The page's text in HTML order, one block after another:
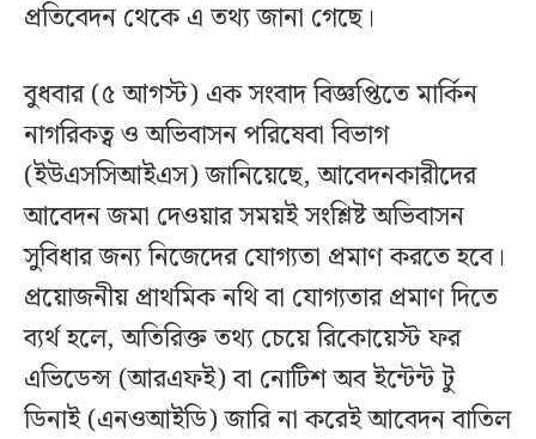
প্রতিবেদন থেকে এ তথ্য জানা গেছে।
বুধবার (৫ আগস্ট) এক সংবাদ বিজ্ঞপ্তিতে মার্কিন
নাগরিকত্ব ও অভিবাসন পরিষেবা বিভাগ
(ইউএসসিআইএস) জানিয়েছে, আবেদনকারীদের
আবেদন জমা দেওয়ার সময়ই সংশ্লিষ্ট অভিবাসন
সুবিধার জন্য নিজেদের যোগ্যতা প্রমাণ করতে হবে।
প্রয়োজনীয় প্রাথমিক নথি বা যোগ্যতার প্রমাণ দিতে
ব্যর্থ হলে, অতিরিক্ত তথ্য চেয়ে রিকোয়েস্ট ফর
এভিডেন্স (আরএফই) বা নোটিশ অব ইন্টেন্ট টু
ডিনাই (এনওআইডি) জারি না করেই আবেদন বাতিল